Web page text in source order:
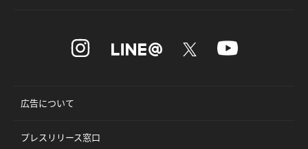
広告について
プレスリリース窓口